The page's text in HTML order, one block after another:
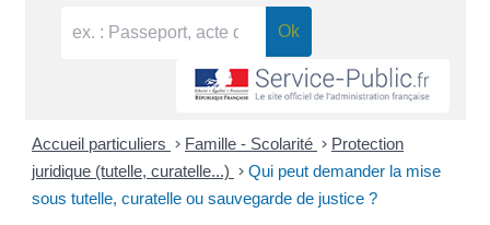
Accueil particuliers > Famille - Scolarité > Protection
juridique (tutelle, curatelle...) > Qui peut demander la mise
sous tutelle, curatelle ou sauvegarde de justice ?